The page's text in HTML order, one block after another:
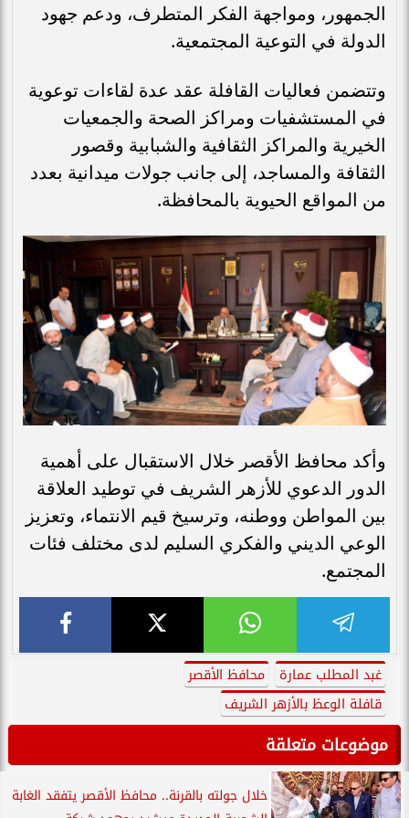
الجمهور، ومواجهة الفكر المتطرف، ودعم جهود
الدولة في التوعية المجتمعية.
وتتضمن فعاليات القافلة عقد عدة لقاءات توعوية
في المستشفيات ومراكز الصحة والجمعيات
الخيرية والمراكز الثقافية والشبابية وقصور
الثقافة والمساجد، إلى جانب جولات ميدانية بعدد
من المواقع الحيوية بالمحافظة.
وأكد محافظ الأقصر خلال الاستقبال على أهمية
الدور الدعوي للأزهر الشريف في توطيد العلاقة
بين المواطن ووطنه، وترسيخ قيم الانتماء، وتعزيز
الوعي الديني والفكري السليم لدى مختلف فئات
المجتمع.
غبد المطلب عمارة
محافظ الأقصر
قافلة الوعظ بالأزهر الشريف
موضوعات متعلقة
خلال جولته بالقرنة.. محافظ الأقصر يتفقد الغابة